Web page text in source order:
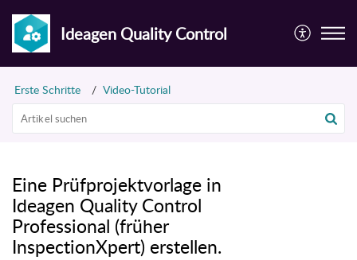
Ideagen Quality Control
Erste Schritte Video-Tutorial
Eine Prüfprojektvorlage in
Ideagen Quality Control
Professional (früher
InspectionXpert) erstellen.